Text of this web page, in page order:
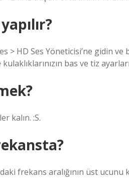
> HD Ses Yöneticisi’ne gidin ve
bas ve tiz
kalın. :S.
frekans aralığının üst